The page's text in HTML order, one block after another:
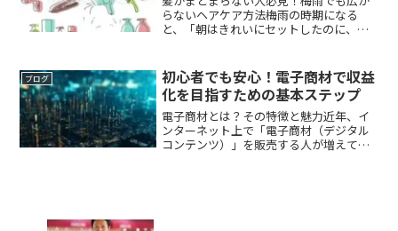
らないヘアケア方法梅雨の時期になる
と、「朝はきれいにセットしたのに、外
の広がりやうねりは、多くの女性が悩む
大きな問題です。ここでは...
ブログ
初心者でも安心！電子商材で収益
化を目指すための基本ステップ
電子商材とは？その特徴と魅力近年、イ
ンターネット上で「電子商材（デジタル
コンテンツ）」を販売する人が増えてい